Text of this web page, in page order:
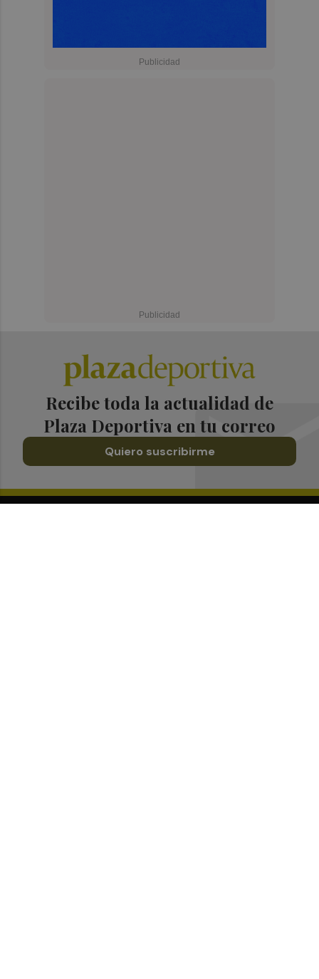
Recibe toda la actualidad de
Plaza Deportiva en tu correo
Quiero suscribirme